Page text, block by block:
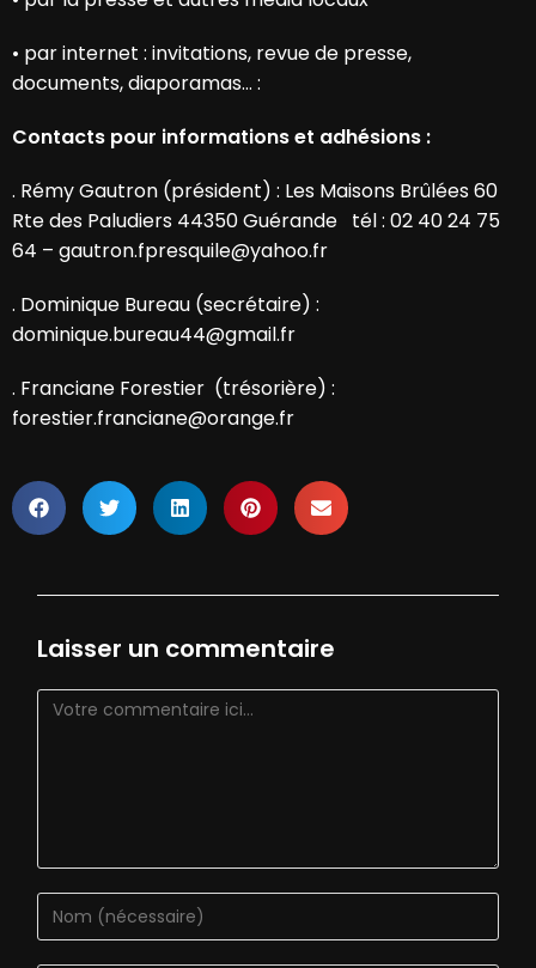
• par internet : invitations, revue de presse,
documents, diaporamas… :
Contacts pour informations et adhésions :
. Rémy Gautron (président) : Les Maisons Brûlées 60
Rte des Paludiers 44350 Guérande tél : 02 40 24 75
64 – gautron.fpresquile@yahoo.fr
. Dominique Bureau (secrétaire) :
dominique.bureau44@gmail.fr
. Franciane Forestier (trésorière) :
forestier.franciane@orange.fr
Laisser un commentaire